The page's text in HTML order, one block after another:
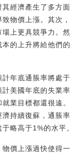
其經濟產生了多方
物價上漲。其次
上更具競爭力。
本的上升將給他們
計年底通脹率將處
美國年底的失業
就業目標都還很遠
持續復蘇，通脹
于略高于1%的水
價上漲過快使得